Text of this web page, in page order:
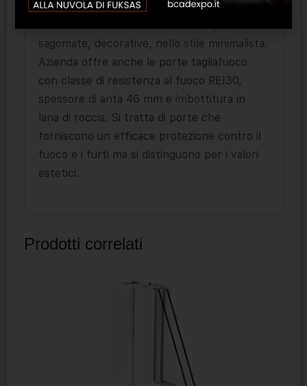
multipunto. L’offerta è composta da molte
sagomate, decorative, nello stile minimalista.
Azienda offre anche le porte tagliafuoco
con classe di resistenza al fuoco REI30,
spessore di anta 46 mm e imbottitura in
lana di roccia. Si tratta di porte che
forniscono un efficace protezione contro il
fuoco e i furti ma si distinguono per i valori
estetici.
Prodotti correlati